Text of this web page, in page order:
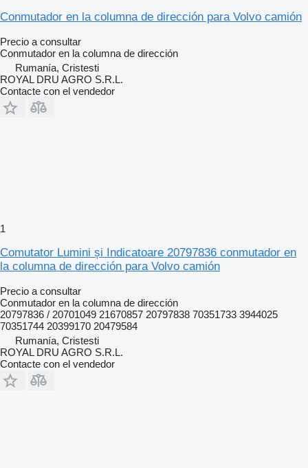
Conmutador en la columna de dirección para Volvo camión
Precio a consultar
Conmutador en la columna de dirección
Rumanía, Cristesti
ROYAL DRU AGRO S.R.L.
Contacte con el vendedor
1
Comutator Lumini și Indicatoare 20797836 conmutador en
la columna de dirección para Volvo camión
Precio a consultar
Conmutador en la columna de dirección
20797836 / 20701049 21670857 20797838 70351733 3944025
70351744 20399170 20479584
Rumanía, Cristesti
ROYAL DRU AGRO S.R.L.
Contacte con el vendedor